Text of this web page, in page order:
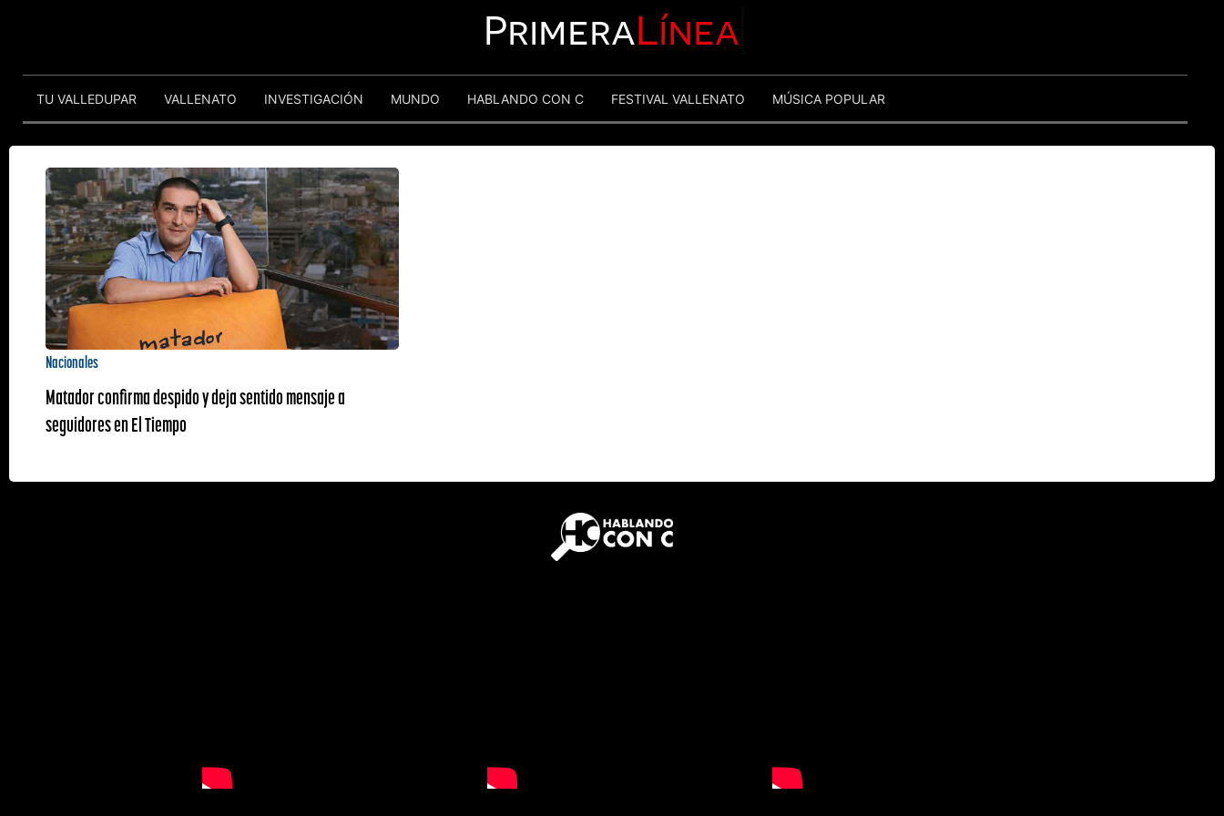
PrimeraLínea
TU VALLEDUPAR VALLENATO INVESTIGACIÓN MUNDO HABLANDO CON C FESTIVAL VALLENATO MÚSICA POPULAR
Nacionales
Matador confirma despido y deja sentido mensaje a
seguidores en El Tiempo